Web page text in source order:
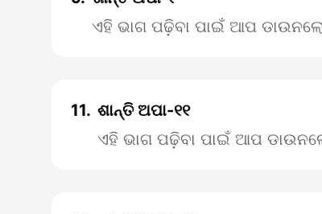
ଏହି ଭାଗ ପଢ଼ିବା ପାଇଁ ଆପ
11. ଶାନ୍ତି ଅପା-୧୧
ଏହି ଭାଗ ପଢ଼ିବା ପାଇଁ ଆପ